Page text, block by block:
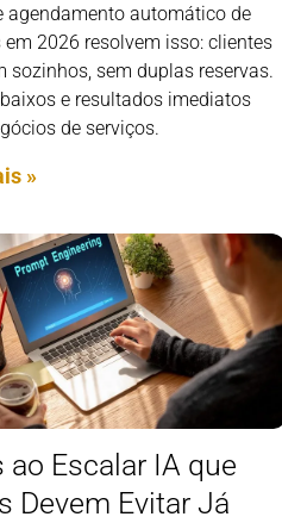
agendamento automático de
em 2026 resolvem isso: clientes
sozinhos, sem duplas reservas.
e resultados imediatos
de serviços.
»
ao Escalar IA que
Devem Evitar Já